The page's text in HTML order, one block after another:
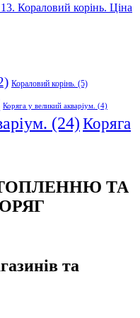
Кораловий корінь. Ціна
Кораловий корінь. (5)
Коряга у великий акваріум. (4)
(24)Коряга
ТА
та